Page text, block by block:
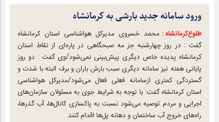
شناسه : 13695
ورود سامانه جدید بارشی به کرمانشاه
طلوع‌‌کرمانشاه : محمد خسروی مدیرکل هواشناسی استان کرمانشاه
گفت : در روز چهارشنبه جز مه صبحگاهی در پاره‌ای از نقاط استان
کرمانشاه پدیده خاص دیگری پیش‌بینی نمی‌شود/وی گفت : دو روز
پایانی هفته نیز سامانه دیگری سبب بارش باران و برف البته با شدت و
گستردگی کمتری ازسامانه فعلی فعال می‌شود/مدیرکل هواشناسی
استان کرمانشاه گفت: با توجه به شرایط جوی به مسئولان سازمان‌های
اجرایی و مردم توصیه می‌شود نسبت به پاکسازی کانال‌ها، آب گذرها،
راه‌های خروج آب ساختمان و دهانه پل‌ها اقدام کنند